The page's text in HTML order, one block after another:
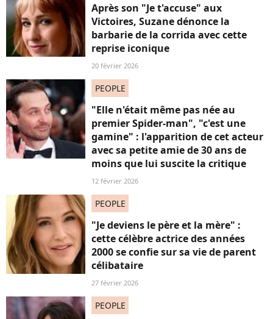
Après son "Je t'accuse" aux
Victoires, Suzane dénonce la
barbarie de la corrida avec cette
reprise iconique
20 février 2026
PEOPLE
"Elle n'était même pas née au
premier Spider-man", "c'est une
gamine" : l'apparition de cet acteur
avec sa petite amie de 30 ans de
moins que lui suscite la critique
12 février 2026
PEOPLE
"Je deviens le père et la mère" :
cette célèbre actrice des années
2000 se confie sur sa vie de parent
célibataire
27 février 2026
PEOPLE